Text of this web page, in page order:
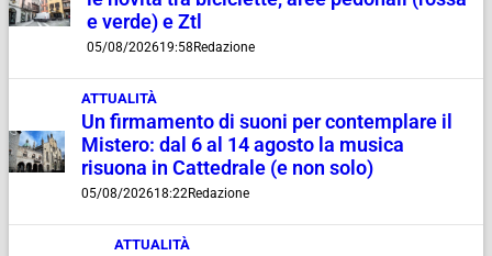
e verde) e Ztl
05/08/202619:58 Redazione
ATTUALITÀ
Un firmamento di suoni per contemplare il
Mistero: dal 6 al 14 agosto la musica
risuona in Cattedrale (e non solo)
05/08/202618:22Redazione
ATTUALITÀ